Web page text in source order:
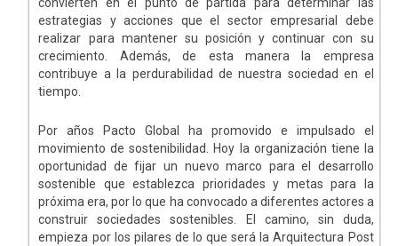
estrategias y acciones que el sector empresarial debe
realizar para mantener su posición y continuar con su
crecimiento. Además, de esta manera la empresa
contribuye a la perdurabilidad de nuestra sociedad en el
tiempo.
Por años Pacto Global ha promovido e impulsado el
movimiento de sostenibilidad. Hoy la organización tiene la
oportunidad de fijar un nuevo marco para el desarrollo
sostenible que establezca prioridades y metas para la
próxima era, por lo que ha convocado a diferentes actores a
construir sociedades sostenibles. El camino, sin duda,
empieza por los pilares de lo que será la Arquitectura Post